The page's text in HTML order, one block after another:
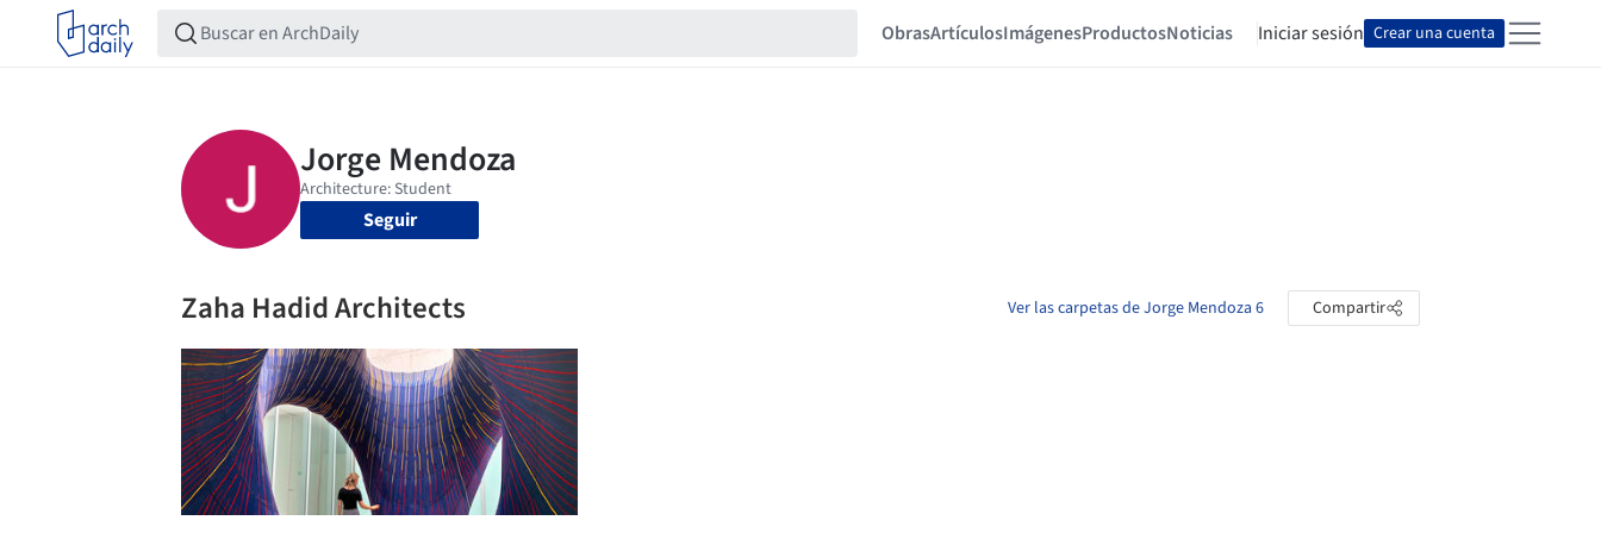
ObrasArtículosImágenesProductosNoticias Iniciar sesión Crear una cuenta
Seguir
Zaha Hadid Architects Ver las carpetas de Jorge Mendoza 6 Compartir